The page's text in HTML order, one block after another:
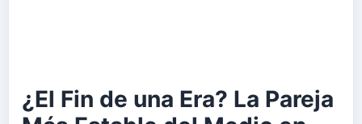
¿El Fin de una Era? La Pareja